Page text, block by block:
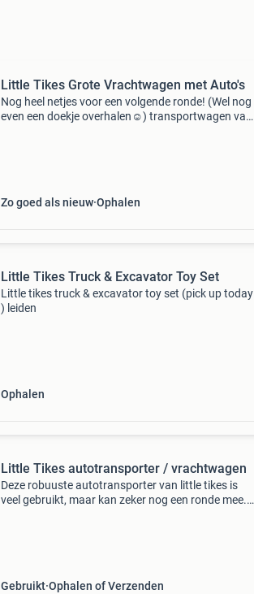
Little Tikes Grote Vrachtwagen met Auto's
Nog heel netjes voor een volgende ronde! (Wel nog
even een doekje overhalen☺️) transportwagen van
Zo goed als nieuw Ophalen
Little Tikes Truck & Excavator Toy Set
Little tikes truck & excavator toy set (pick up today
) leiden
Ophalen
Little Tikes autotransporter / vrachtwagen
Deze robuuste autotransporter van little tikes is
veel gebruikt, maar kan zeker nog een ronde mee.
Gebruikt Ophalen of Verzenden